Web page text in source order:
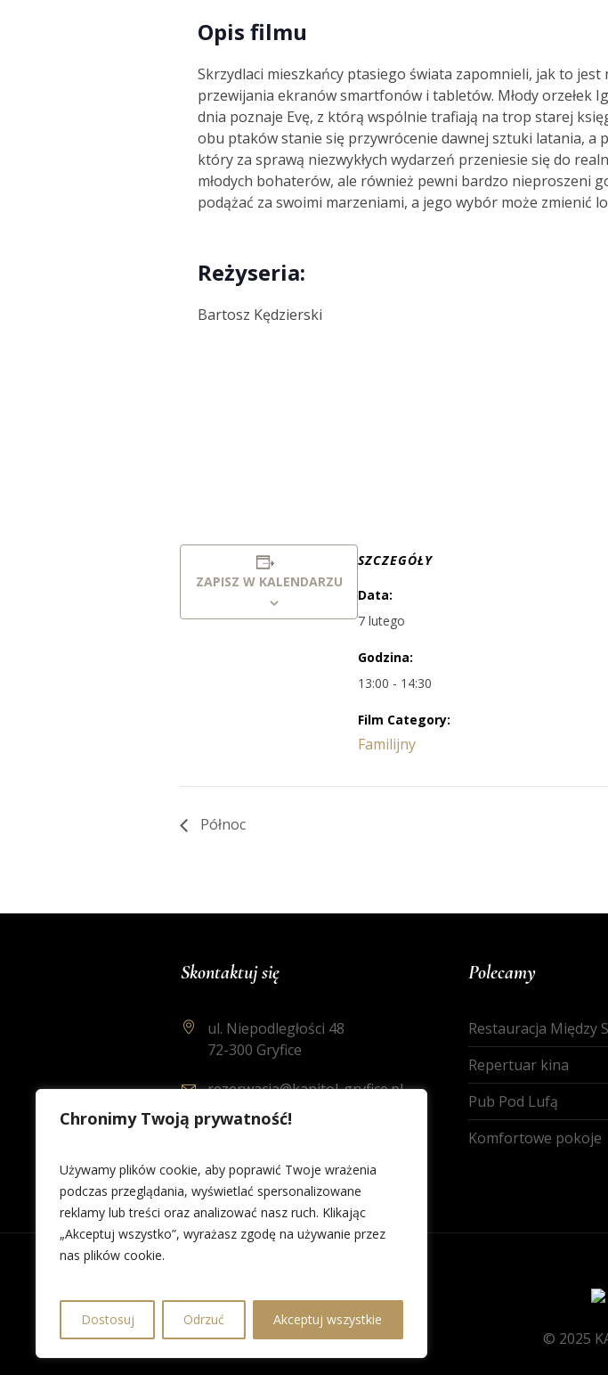
Chronimy Twoją prywatność!
Używamy plików cookie, aby poprawić Twoje wrażenia
podczas przeglądania, wyświetlać spersonalizowane
reklamy lub treści oraz analizować nasz ruch. Klikając
„Akceptuj wszystko”, wyrażasz zgodę na używanie przez
nas plików cookie.
Dostosuj Odrzuć Akceptuj wszystkie
Opis filmu
Skrzydlaci mieszkańcy ptasiego świata zapomnieli, jak to
przewijania ekranów smartfonów i tabletów. Młody orzełek
dnia poznaje Evę, z którą wspólnie trafiają na trop starej
obu ptaków stanie się przywrócenie dawnej sztuki latania, a
który za sprawą niezwykłych wydarzeń przeniesie się do
młodych bohaterów, ale również pewni bardzo nieproszeni
podążać za swoimi marzeniami, a jego wybór może zmienić
Reżyseria:
Bartosz Kędzierski
ZAPISZ W KALENDARZU
SZCZEGÓŁY
Data:
7 lutego
Godzina:
13:00 - 14:30
Film Category:
Familijny
Północ
Skontaktuj się
ul. Niepodległości 48
72-300 Gryfice
rezerwacja@kapitol-gryfice.pl
91 384 33 08
Polecamy
Restauracja Między
Repertuar kina
Pub Pod Lufą
Komfortowe pokoje
© 2025